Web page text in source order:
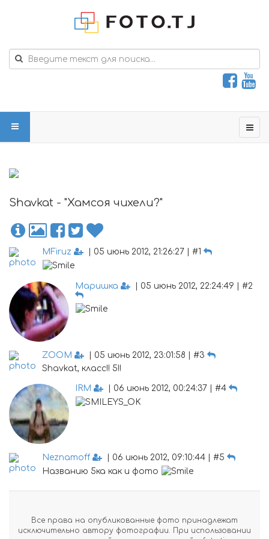
Shavkat - "Хамсоя чихели?"
MFiruz | 05 июнь 2012, 21:26:27 | #1
Маришка | 05 июнь 2012, 22:24:49 | #2
ZOOM
| 05 июнь 2012, 23:01:58 | #3
Shavkat, класс!! 5!!
IRM | 06 июнь 2012, 00:24:37 | #4
Neznamoff
| 06 июнь 2012, 09:10:44 | #5
Названию 5ка как и фото
Все права на опубликованные фото принадлежат
исключительно автору фотографии. При использовании